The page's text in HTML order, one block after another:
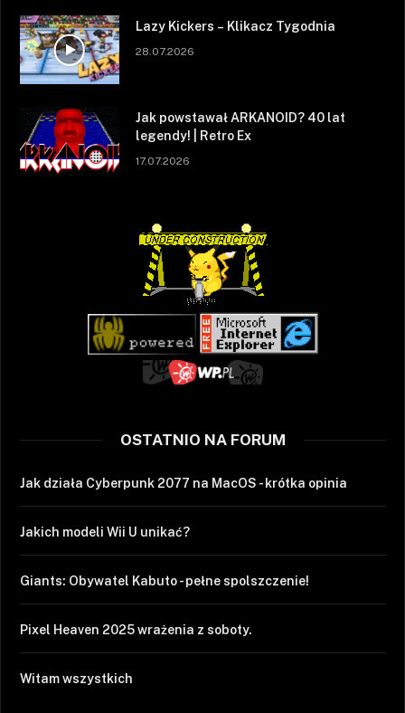
Lazy Kickers – Klikacz Tygodnia
28.07.2026
Jak powstawał ARKANOID? 40 lat
legendy! | Retro Ex
17.07.2026
OSTATNIO NA FORUM
Jak działa Cyberpunk 2077 na MacOS - krótka opinia
Jakich modeli Wii U unikać?
Giants: Obywatel Kabuto - pełne spolszczenie!
Pixel Heaven 2025 wrażenia z soboty.
Witam wszystkich